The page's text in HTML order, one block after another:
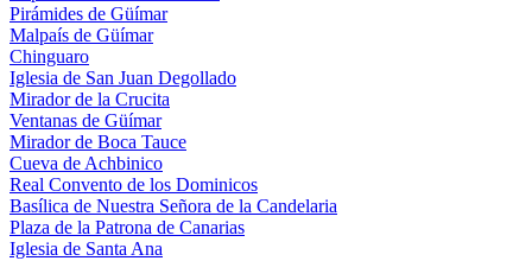
Pirámides de Güímar
Malpaís de Güímar
Chinguaro
Iglesia de San Juan Degollado
Mirador de la Crucita
Ventanas de Güímar
Mirador de Boca Tauce
Cueva de Achbinico
Real Convento de los Dominicos
Basílica de Nuestra Señora de la Candelaria
Plaza de la Patrona de Canarias
Iglesia de Santa Ana